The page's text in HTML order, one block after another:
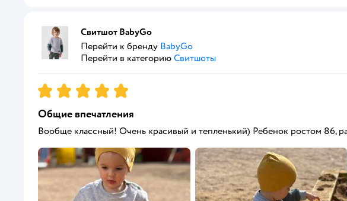
Свитшот BabyGo
Перейти к бренду BabyGo
Перейти в категорию Свитшоты
Рейтинг:5
Общие впечатления
Вообще классный! Очень красивый и тепленький) Ребенок ростом 86,